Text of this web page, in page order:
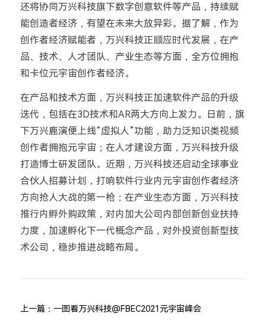
还将协同万兴科技旗下数字创意软件等产品，持续赋
能创造者经济，有望在未来大放异彩。据了解，作为
创作者经济赋能者，万兴科技正顺应时代发展，在产
品、技术、人才团队、产业生态等方面，全方位拥抱
和卡位元宇宙创作者经济。
在产品和技术方面，万兴科技正加速软件产品的升级
迭代，包括在3D技术和AR两大方向上发力。日前，旗
下万兴鹿演便上线“虚拟人”功能，助力泛知识类视频
创作者拥抱元宇宙；在人才建设方面，万兴科技升级
打造博士研发团队。近期，万兴科技还启动全球事业
合伙人招募计划，打响软件行业内元宇宙创作者经济
方向抢人大战的第一枪；在产业生态方面，万兴科技
推行内孵外购政策，对内加大公司内部创新创业扶持
力度，加速孵化下一代概念产品，对外投资创新型技
术公司，稳步推进战略布局。
上一篇： 一图看万兴科技@FBEC2021元宇宙峰会